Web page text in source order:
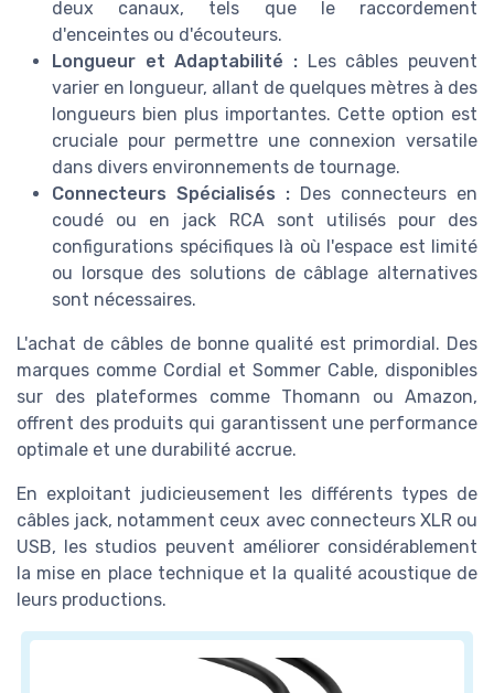
deux canaux, tels que le raccordement
d'enceintes ou d'écouteurs.
Longueur et Adaptabilité : Les câbles peuvent
varier en longueur, allant de quelques mètres à des
longueurs bien plus importantes. Cette option est
cruciale pour permettre une connexion versatile
dans divers environnements de tournage.
Connecteurs Spécialisés : Des connecteurs en
coudé ou en jack RCA sont utilisés pour des
configurations spécifiques là où l'espace est limité
ou lorsque des solutions de câblage alternatives
sont nécessaires.
L'achat de câbles de bonne qualité est primordial. Des
marques comme Cordial et Sommer Cable, disponibles
sur des plateformes comme Thomann ou Amazon,
offrent des produits qui garantissent une performance
optimale et une durabilité accrue.
En exploitant judicieusement les différents types de
câbles jack, notamment ceux avec connecteurs XLR ou
USB, les studios peuvent améliorer considérablement
la mise en place technique et la qualité acoustique de
leurs productions.